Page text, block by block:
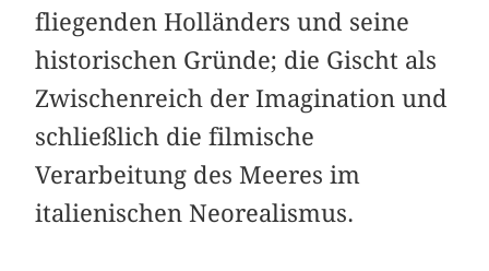
fliegenden Holländers und seine
historischen Gründe; die Gischt als
Zwischenreich der Imagination und
schließlich die filmische
Verarbeitung des Meeres im
italienischen Neorealismus.